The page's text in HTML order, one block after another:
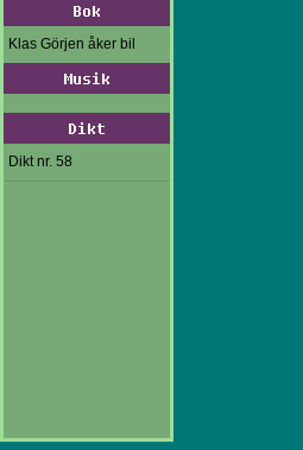
Bok
Klas Görjen åker bil
Musik
Dikt
Dikt nr. 58